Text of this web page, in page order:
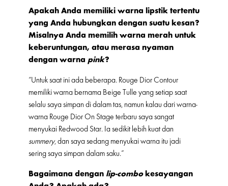
Apakah Anda memiliki warna lipstik tertentu
yang Anda hubungkan dengan suatu kesan?
Misalnya Anda memilih warna merah untuk
keberuntungan, atau merasa nyaman
dengan warna pink?
“Untuk saat ini ada beberapa. Rouge Dior Contour
memiliki warna bernama Beige Tulle yang setiap saat
selalu saya simpan di dalam tas, namun kalau dari warna-
warna Rouge Dior On Stage terbaru saya sangat
menyukai Redwood Star. Ia sedikit lebih kuat dan
summery, dan saya sedang menyukai warna itu jadi
sering saya simpan dalam saku.”
Bagaimana dengan lip-combokesayangan